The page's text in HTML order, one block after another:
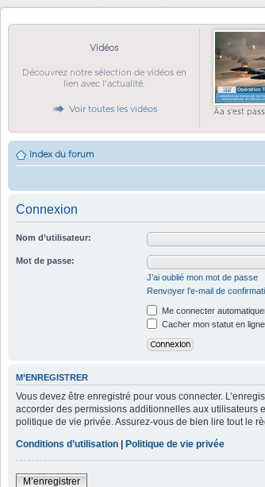
Vidéos
Découvrez notre sélection de vidéos en
lien avec l'actualité.
Voir toutes les vidéos Ãa s'est
Index du forum
Connexion
Nom d’utilisateur:
Mot de passe:
J’ai oublié mon mot de passe
Renvoyer l’e-mail de
Me connecter
Cacher mon statut en
M’ENREGISTRER
Vous devez être enregistré pour vous connecter.
accorder des permissions additionnelles aux utilisateurs
politique de vie privée. Assurez-vous de bien lire tout le
Conditions d’utilisation | Politique de vie privée
M’enregistrer